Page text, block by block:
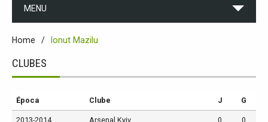
MENU
Home Ionut Mazilu
CLUBES
Época Clube J G
2013-2014 Arsenal Kyiv 0 0